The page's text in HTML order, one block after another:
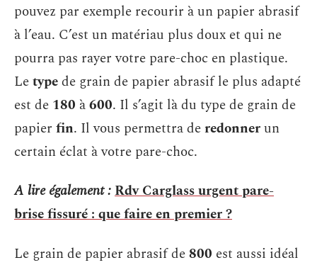
pouvez par exemple recourir à un papier abrasif
à l’eau. C’est un matériau plus doux et qui ne
pourra pas rayer votre pare-choc en plastique.
Letypede grain de papier abrasif le plus adapté
est de 180 à600. Il s’agit là du type de grain de
papier fin. Il vous permettra deredonnerun
certain éclat à votre pare-choc.
A lire également :Rdv Carglass urgent pare-
brise fissuré : que faire en premier ?
Le grain de papier abrasif de800 est aussi idéal